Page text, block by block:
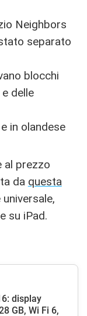
Neighbors
separato
blocchi
delle
in olandese
al prezzo
da questa
su iPad.
display
GB, Wi Fi 6,